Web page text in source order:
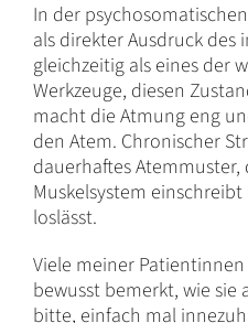
In der
als direkter Ausdruck des
gleichzeitig als eines der
Werkzeuge, diesen
macht die Atmung eng
den Atem. Chronischer
dauerhaftes Atemmuster,
Muskelsystem
loslässt.
Viele meiner
bewusst bemerkt, wie sie
bitte, einfach mal